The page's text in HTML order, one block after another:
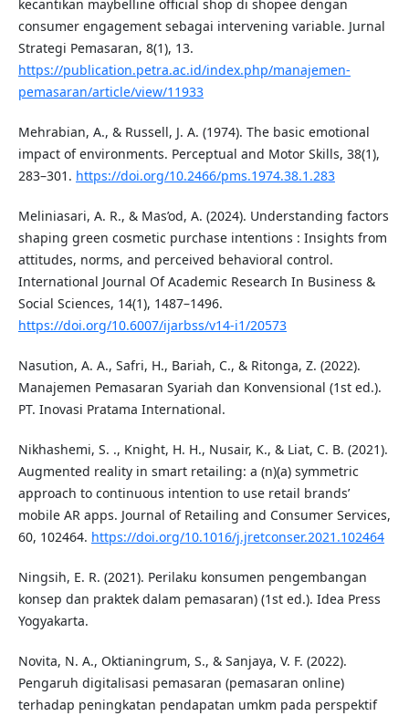
kecantikan maybelline official shop di shopee dengan
consumer engagement sebagai intervening variable. Jurnal
Strategi Pemasaran, 8(1), 13.
https://publication.petra.ac.id/index.php/manajemen-
pemasaran/article/view/11933
Mehrabian, A., & Russell, J. A. (1974). The basic emotional
impact of environments. Perceptual and Motor Skills, 38(1),
283–301. https://doi.org/10.2466/pms.1974.38.1.283
Meliniasari, A. R., & Mas’od, A. (2024). Understanding factors
shaping green cosmetic purchase intentions : Insights from
attitudes, norms, and perceived behavioral control.
International Journal Of Academic Research In Business &
Social Sciences, 14(1), 1487–1496.
https://doi.org/10.6007/ijarbss/v14-i1/20573
Nasution, A. A., Safri, H., Bariah, C., & Ritonga, Z. (2022).
Manajemen Pemasaran Syariah dan Konvensional (1st ed.).
PT. Inovasi Pratama International.
Nikhashemi, S. ., Knight, H. H., Nusair, K., & Liat, C. B. (2021).
Augmented reality in smart retailing: a (n)(a) symmetric
approach to continuous intention to use retail brands’
mobile AR apps. Journal of Retailing and Consumer Services,
60, 102464. https://doi.org/10.1016/j.jretconser.2021.102464
Ningsih, E. R. (2021). Perilaku konsumen pengembangan
konsep dan praktek dalam pemasaran) (1st ed.). Idea Press
Yogyakarta.
Novita, N. A., Oktianingrum, S., & Sanjaya, V. F. (2022).
Pengaruh digitalisasi pemasaran (pemasaran online)
terhadap peningkatan pendapatan umkm pada perspektif